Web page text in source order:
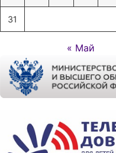
31
« Май